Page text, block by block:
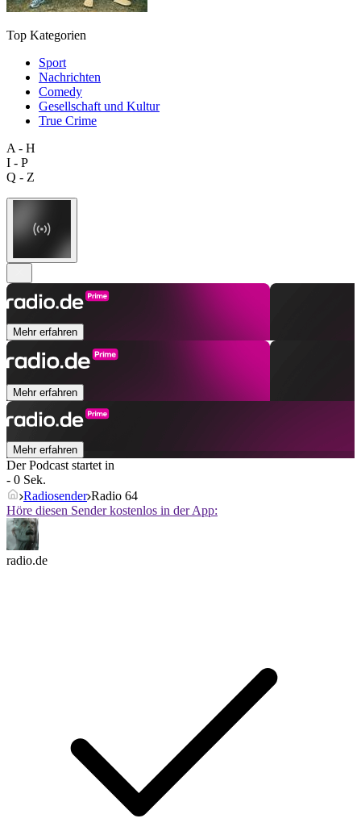
Top Kategorien
Sport
Nachrichten
Comedy
Gesellschaft und Kultur
True Crime
A - H
I - P
Q - Z
Mehr erfahren
Mehr erfahren
Mehr erfahren
Der Podcast startet in
- 0 Sek.
Radiosender Radio 64
Höre diesen Sender kostenlos in der App:
radio.de